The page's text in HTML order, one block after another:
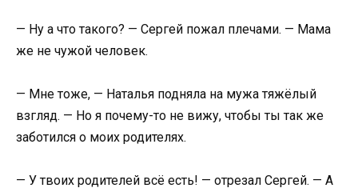
— Ну а что такого? — Сергей пожал плечами. — Мама
же не чужой человек.
— Мне тоже, — Наталья подняла на мужа тяжёлый
взгляд. — Но я почему-то не вижу, чтобы ты так же
заботился о моих родителях.
— У твоих родителей всё есть! — отрезал Сергей. — А